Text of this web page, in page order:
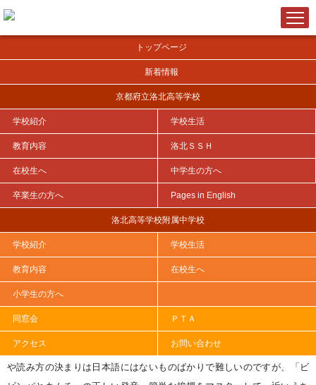
トップページ
新着情報
京都府立洛北高等学校
学校紹介 学校生活
教育内容 洛北ＳＳＨ
在校生へ 中学生の方へ
卒業生の方へ Pages in English
洛北高等学校附属中学校
学校紹介 学校生活
教育内容 在校生へ
小学生の方へ
同窓会 ＰＴＡ
アクセス お問い合わせ
ＨＯＭＥ 令和３年度 サタデープロジェクト
第４回サタデープロジェクト①（12月11
ハングル入門
韓国ドラマやK-POPの人気上昇、また韓国の食べ物が次々ブームにな
るなどで、ハングルがとても身近な言語になり、ぜひハングルを学びた
い、という人たちが集まって大変熱心に勉強しました。ハングルの発音
や読み方の決まりは日本語にはないものばかりで難しいのですが、「ビ